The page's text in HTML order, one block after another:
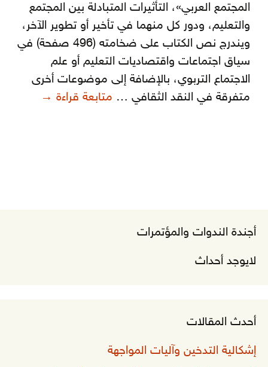
المجتمع العربي»، التأثيرات المتبادلة بين المجتمع
والتعليم، ودور كل منهما في تأخير أو تطوير الآخر،
ويندرج نص الكتاب على ضخامته (496 صفحة) في
سياق اجتماعات واقتصاديات التعليم أو علم
الاجتماع التربوي، بالإضافة إلى موضوعات أخرى
متفرقة في النقد الثقافي … متابعة قراءة أزمة
→
أجندة الندوات والمؤتمرات
لايوجد أحداث
أحدث المقالات
إشكالية التدخين وآليات المواجهة